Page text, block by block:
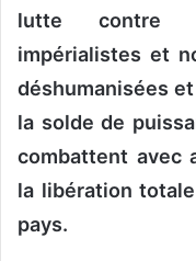
lutte contre
impérialistes et
déshumanisées
la solde de
combattent avec
la libération
pays.